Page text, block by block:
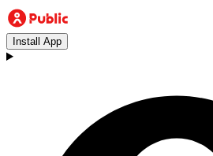
Install App